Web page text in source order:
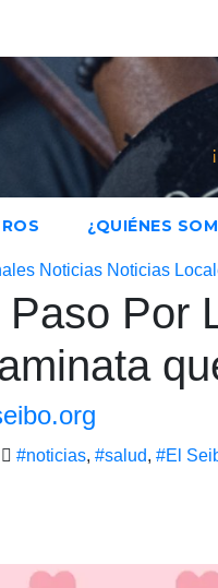
¿QUIÉNES
Noticias Noticias
Por
#noticias, #salud, #El